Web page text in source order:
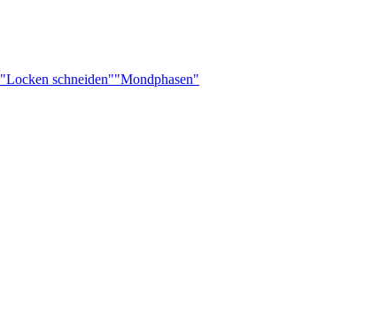
"Locken schneiden""Mondphasen"